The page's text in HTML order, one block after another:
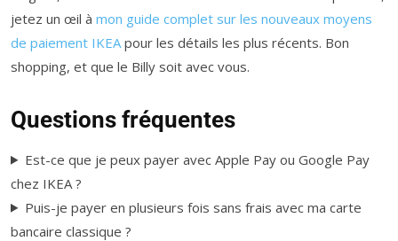
jetez un œil à mon guide complet sur les nouveaux moyens
de paiement IKEA pour les détails les plus récents. Bon
shopping, et que le Billy soit avec vous.
Questions fréquentes
Est-ce que je peux payer avec Apple Pay ou Google Pay
chez IKEA ?
Puis-je payer en plusieurs fois sans frais avec ma carte
bancaire classique ?